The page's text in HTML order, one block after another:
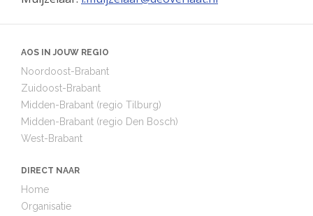
AOS IN JOUW REGIO
Noordoost-Brabant
Zuidoost-Brabant
Midden-Brabant (regio Tilburg)
Midden-Brabant (regio Den Bosch)
West-Brabant
DIRECT NAAR
Home
Organisatie